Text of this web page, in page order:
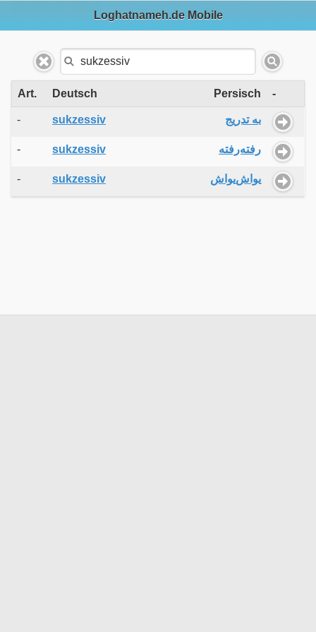
Loghatnameh.de Mobile
Art. Deutsch Persisch -
- sukzessiv به تدریج
- sukzessiv رفته‌رفته
- sukzessiv یواش‌یواش